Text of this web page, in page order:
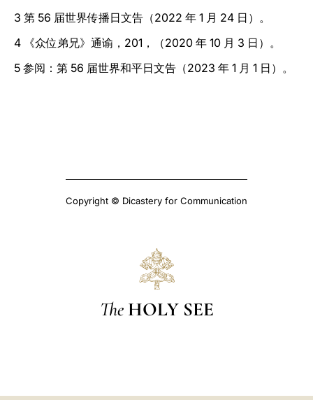
3 第 56 届世界传播日文告（2022 年 1 月 24 日）。
4 《众位弟兄》通谕，201，（2020 年 10 月 3 日）。
5 参阅：第 56 届世界和平日文告（2023 年 1 月 1 日）。
Copyright © Dicastery for Communication
The HOLY SEE